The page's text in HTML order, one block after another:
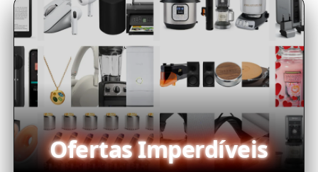
Ofertas Imperdíveis